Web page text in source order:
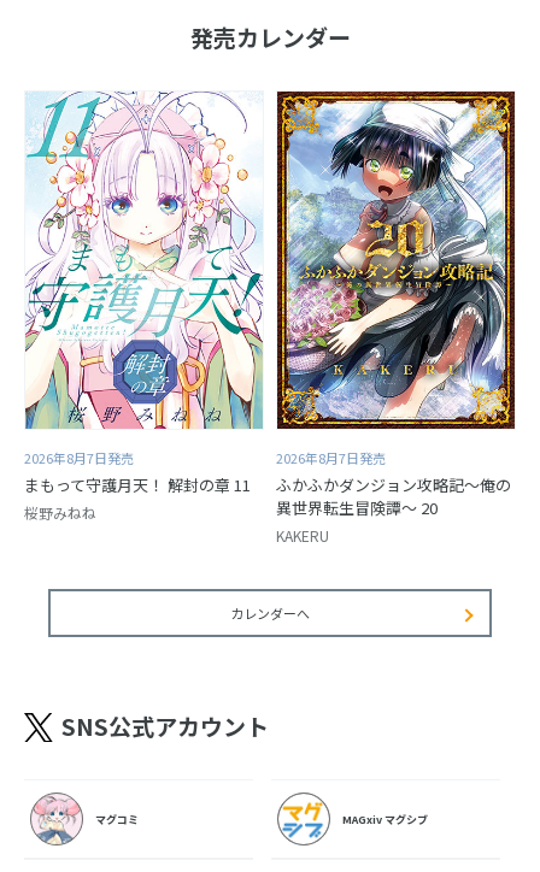
発売カレンダー
2026年8月7日発売
まもって守護月天！ 解封の章 11
桜野みねね
2026年8月7日発売
ふかふかダンジョン攻略記～俺の
異世界転生冒険譚～ 20
KAKERU
カレンダーへ
SNS公式アカウント
マグコミ MAGxiv マグシブ